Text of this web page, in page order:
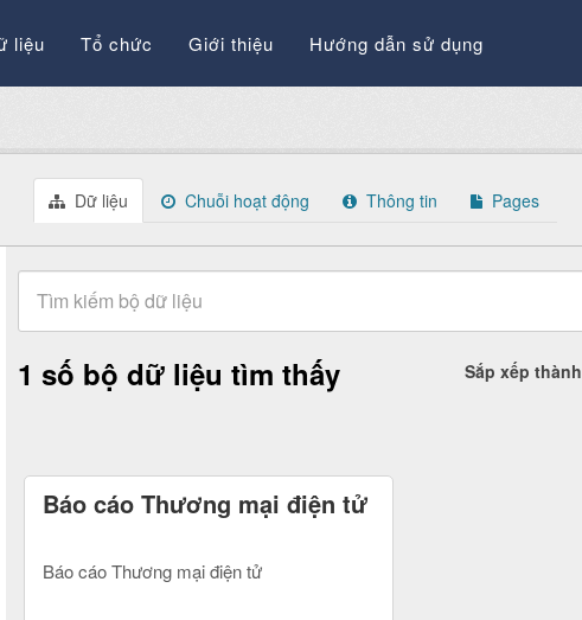
liệu Tổ chức Giới thiệu Hướng dẫn sử dụng
Dữ liệu Chuỗi hoạt động Thông tin Pages
Sắp xếp thành
1 số bộ dữ liệu tìm thấy
Báo cáo Thương mại điện tử
Báo cáo Thương mại điện tử